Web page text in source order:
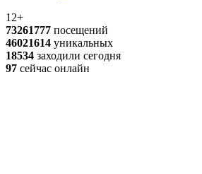
12+
73261777 посещений
46021614 уникальных
18534 заходили сегодня
97 сейчас онлайн